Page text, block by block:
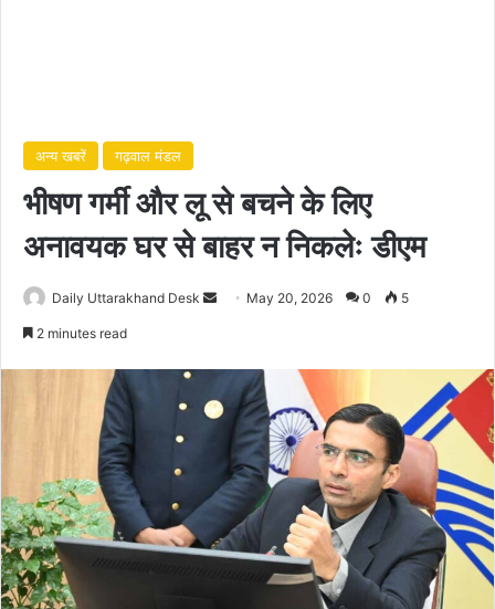
अन्य खबरें गढ़वाल मंडल
भीषण गर्मी और लू से बचने के लिए
अनावयक घर से बाहर न निकलेः डीएम
Daily Uttarakhand Desk
a
m
a
i
May 20, 2026 0 5
2 minutes read